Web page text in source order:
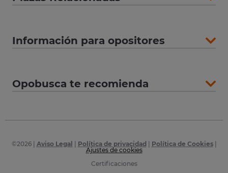
Información para opositores
Opobusca te recomienda
©2026| Aviso Legal Política de privacidad Política de Cookies|
Ajustes de cookies
Certificaciones